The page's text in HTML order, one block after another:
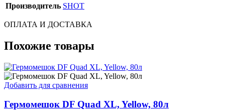
Производитель SHOT
ОПЛАТА И ДОСТАВКА
Похожие товары
Добавить для сравнения
Гермомешок DF Quad XL, Yellow, 80л